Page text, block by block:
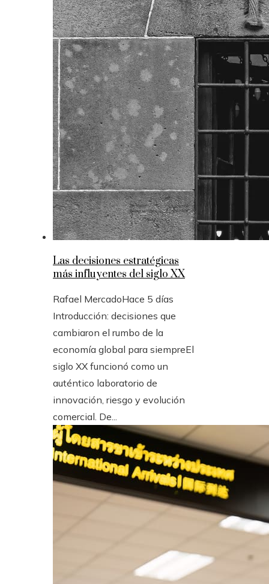
Las decisiones estratégicas
más influyentes del siglo XX
Rafael MercadoHace 5 días
Introducción: decisiones que
cambiaron el rumbo de la
economía global para siempreEl
siglo XX funcionó como un
auténtico laboratorio de
innovación, riesgo y evolución
comercial. De...